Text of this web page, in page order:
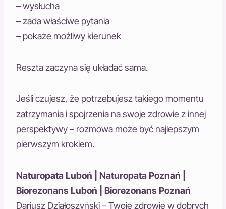
– wysłucha
– zada właściwe pytania
– pokaże możliwy kierunek
Reszta zaczyna się układać sama.
Jeśli czujesz, że potrzebujesz takiego momentu
zatrzymania i spojrzenia na swoje zdrowie z innej
perspektywy – rozmowa może być najlepszym
pierwszym krokiem.
Naturopata Luboń | Naturopata Poznań |
Biorezonans Luboń | Biorezonans Poznań
Dariusz Działoszyński – Twoje zdrowie w dobrych